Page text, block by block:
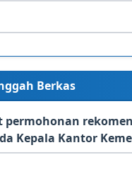
Berkas
permohonan
Kepala Kantor